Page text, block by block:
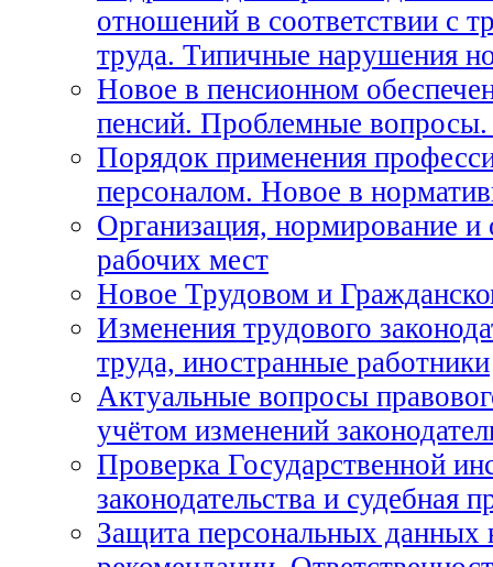
отношений в соответствии с
труда. Типичные нарушения
Новое в пенсионном
пенсий. Проблемные
Порядок применения
персоналом. Новое в
Организация, нормирование
рабочих мест
Новое Трудовом и
Изменения трудового
труда, иностранные работники
Актуальные вопросы
учётом изменений
Проверка Государственной
законодательства и судебная
Защита персональных данных